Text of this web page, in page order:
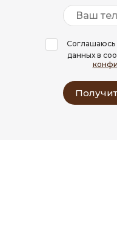
Соглашаюсь
данных в